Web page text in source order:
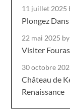
11 juillet 2025
Plongez
22 mai 2025
Visiter
30 octobre
Château de
Renaissance